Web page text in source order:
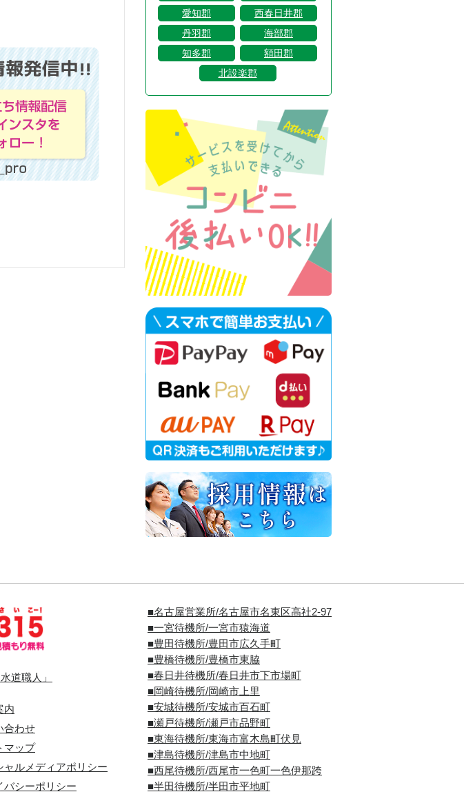
愛知郡
西春日井郡
丹羽郡
海部郡
知多郡
額田郡
北設楽郡
道職人」
内
合わせ
マップ
ャルメディアポリシー
バシーポリシー
■名古屋営業所/名古屋市名東区高社2-97
■一宮待機所/一宮市猿海道
■豊田待機所/豊田市広久手町
■豊橋待機所/豊橋市東脇
■春日井待機所/春日井市下市場町
■岡崎待機所/岡崎市上里
■安城待機所/安城市百石町
■瀬戸待機所/瀬戸市品野町
■東海待機所/東海市富木島町伏見
■津島待機所/津島市中地町
■西尾待機所/西尾市一色町一色伊那跨
■半田待機所/半田市平地町